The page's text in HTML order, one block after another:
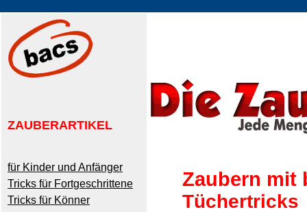
ZAUBERARTIKEL
für Kinder und Anfänger
Tricks für Fortgeschrittene
Tricks für Könner
Zaubern mit
Tüchertricks